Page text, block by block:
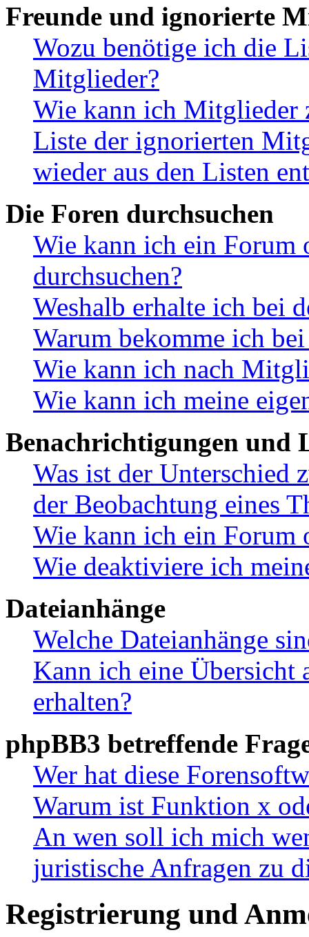
Freunde und ignorierte
Wozu benötige ich die
Mitglieder?
Wie kann ich Mitglieder
Liste der ignorierten
wieder aus den Listen
Die Foren durchsuchen
Wie kann ich ein Forum
durchsuchen?
Weshalb erhalte ich bei
Warum bekomme ich
Wie kann ich nach
Wie kann ich meine
Benachrichtigungen und
Was ist der Unterschied
der Beobachtung eines
Wie kann ich ein Forum
Wie deaktiviere ich
Dateianhänge
Welche Dateianhänge
Kann ich eine Übersicht
erhalten?
phpBB3 betreffende
Wer hat diese
Warum ist Funktion x
An wen soll ich mich
juristische Anfragen zu
Registrierung und